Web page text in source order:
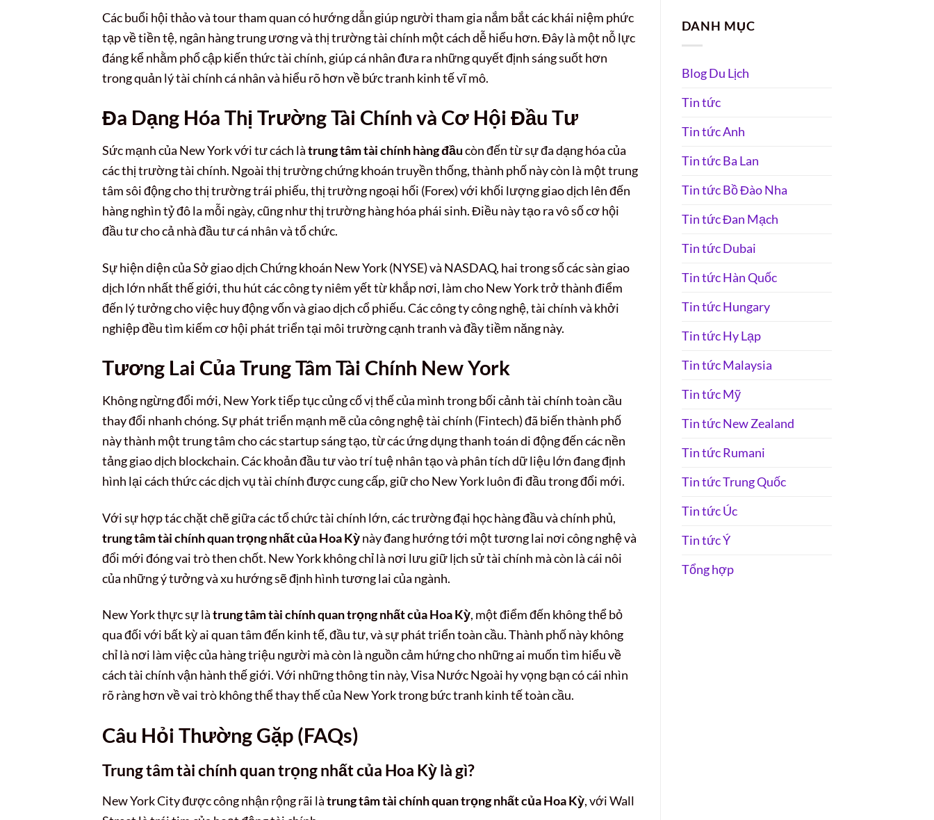
Các buổi hội thảo và tour tham quan có hướng dẫn giúp người tham gia nắm bắt các khái niệm phức
tạp về tiền tệ, ngân hàng trung ương và thị trường tài chính một cách dễ hiểu hơn. Đây là một nỗ lực
đáng kể nhằm phổ cập kiến thức tài chính, giúp cá nhân đưa ra những quyết định sáng suốt hơn
trong quản lý tài chính cá nhân và hiểu rõ hơn về bức tranh kinh tế vĩ mô.
Đa Dạng Hóa Thị Trường Tài Chính và Cơ Hội Đầu Tư
Sức mạnh của New York với tư cách làtrung tâm tài chính hàng đầucòn đến từ sự đa dạng hóa của
các thị trường tài chính. Ngoài thị trường chứng khoán truyền thống, thành phố này còn là một trung
tâm sôi động cho thị trường trái phiếu, thị trường ngoại hối (Forex) với khối lượng giao dịch lên đến
hàng nghìn tỷ đô la mỗi ngày, cũng như thị trường hàng hóa phái sinh. Điều này tạo ra vô số cơ hội
đầu tư cho cả nhà đầu tư cá nhân và tổ chức.
Sự hiện diện của Sở giao dịch Chứng khoán New York (NYSE) và NASDAQ, hai trong số các sàn giao
dịch lớn nhất thế giới, thu hút các công ty niêm yết từ khắp nơi, làm cho New York trở thành điểm
đến lý tưởng cho việc huy động vốn và giao dịch cổ phiếu. Các công ty công nghệ, tài chính và khởi
nghiệp đều tìm kiếm cơ hội phát triển tại môi trường cạnh tranh và đầy tiềm năng này.
Tương Lai Của Trung Tâm Tài Chính New York
Không ngừng đổi mới, New York tiếp tục củng cố vị thế của mình trong bối cảnh tài chính toàn cầu
thay đổi nhanh chóng. Sự phát triển mạnh mẽ của công nghệ tài chính (Fintech) đã biến thành phố
này thành một trung tâm cho các startup sáng tạo, từ các ứng dụng thanh toán di động đến các nền
tảng giao dịch blockchain. Các khoản đầu tư vào trí tuệ nhân tạo và phân tích dữ liệu lớn đang định
hình lại cách thức các dịch vụ tài chính được cung cấp, giữ cho New York luôn đi đầu trong đổi mới.
Với sự hợp tác chặt chẽ giữa các tổ chức tài chính lớn, các trường đại học hàng đầu và chính phủ,
trung tâm tài chính quan trọng nhất của Hoa Kỳnày đang hướng tới một tương lai nơi công nghệ và
đổi mới đóng vai trò then chốt. New York không chỉ là nơi lưu giữ lịch sử tài chính mà còn là cái nôi
của những ý tưởng và xu hướng sẽ định hình tương lai của ngành.
New York thực sự làtrung tâm tài chính quan trọng nhất của Hoa Kỳ, một điểm đến không thể bỏ
qua đối với bất kỳ ai quan tâm đến kinh tế, đầu tư, và sự phát triển toàn cầu. Thành phố này không
chỉ là nơi làm việc của hàng triệu người mà còn là nguồn cảm hứng cho những ai muốn tìm hiểu về
cách tài chính vận hành thế giới. Với những thông tin này, Visa Nước Ngoài hy vọng bạn có cái nhìn
rõ ràng hơn về vai trò không thể thay thế của New York trong bức tranh kinh tế toàn cầu.
Câu Hỏi Thường Gặp (FAQs)
Trung tâm tài chính quan trọng nhất của Hoa Kỳ là gì?
New York City được công nhận rộng rãi làtrung tâm tài chính quan trọng nhất của Hoa Kỳ, với Wall
DANH MỤC
Blog Du Lịch
Tin tức
Tin tức Anh
Tin tức Ba Lan
Tin tức Bồ Đào Nha
Tin tức Đan Mạch
Tin tức Dubai
Tin tức Hàn Quốc
Tin tức Hungary
Tin tức Hy Lạp
Tin tức Malaysia
Tin tức Mỹ
Tin tức New Zealand
Tin tức Rumani
Tin tức Trung Quốc
Tin tức Úc
Tin tức Ý
Tổng hợp